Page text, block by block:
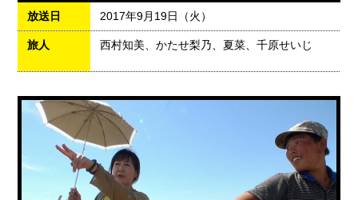
放送日 2017年9月19日（火）
旅人 西村知美、かたせ梨乃、夏菜、千原せいじ